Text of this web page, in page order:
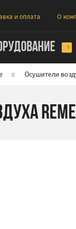
и оплата О
Осушители